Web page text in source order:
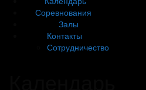
Соревнования
Залы
Контакты
Сотрудничество